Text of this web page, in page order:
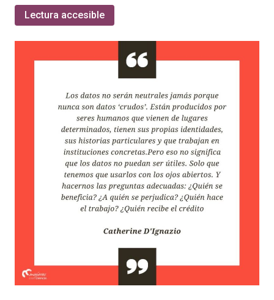
Lectura accesible